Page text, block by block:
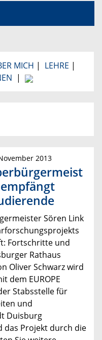
MICH | LEHRE |
|
2013
Sören Link
Fortschritte und
Rathaus
Oliver Schwarz wird
dem EUROPE
Stabsstelle für
und
Duisburg
Projekt durch die